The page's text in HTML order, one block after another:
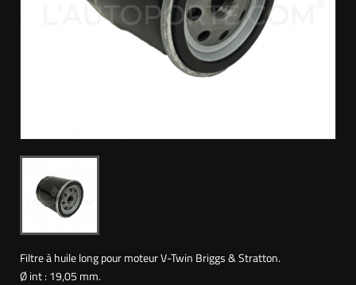
Filtre à huile long pour moteur V-Twin Briggs & Stratton.
Ø int : 19,05 mm.